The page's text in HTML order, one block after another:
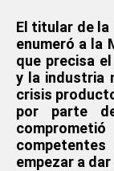
El titular de la
enumeró a la
que precisa
y la industria
crisis
por parte
empezar a